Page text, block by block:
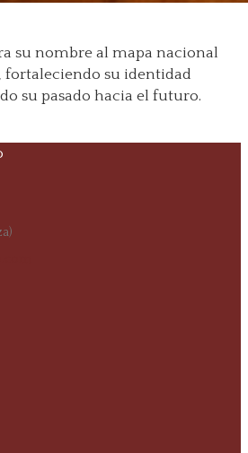
su nombre al mapa nacional
su identidad
su pasado hacia el futuro.